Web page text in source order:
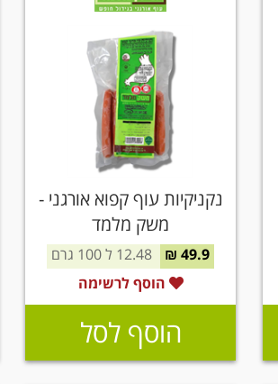
נקניקיות עוף קפוא אורגני -
משק מלמד
49.9 ₪
הוסף לרשימה
הוסף לסל